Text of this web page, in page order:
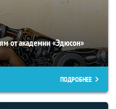
от академии «Эдюсон»
ПОДРОБНЕЕ